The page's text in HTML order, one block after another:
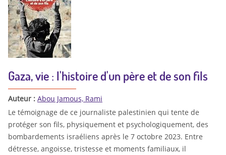
Gaza, vie : l'histoire d'un père et de son fils
Auteur : Abou Jamous, Rami
Le témoignage de ce journaliste palestinien qui tente de
protéger son fils, physiquement et psychologiquement, des
bombardements israéliens après le 7 octobre 2023. Entre
détresse, angoisse, tristesse et moments familiaux, il